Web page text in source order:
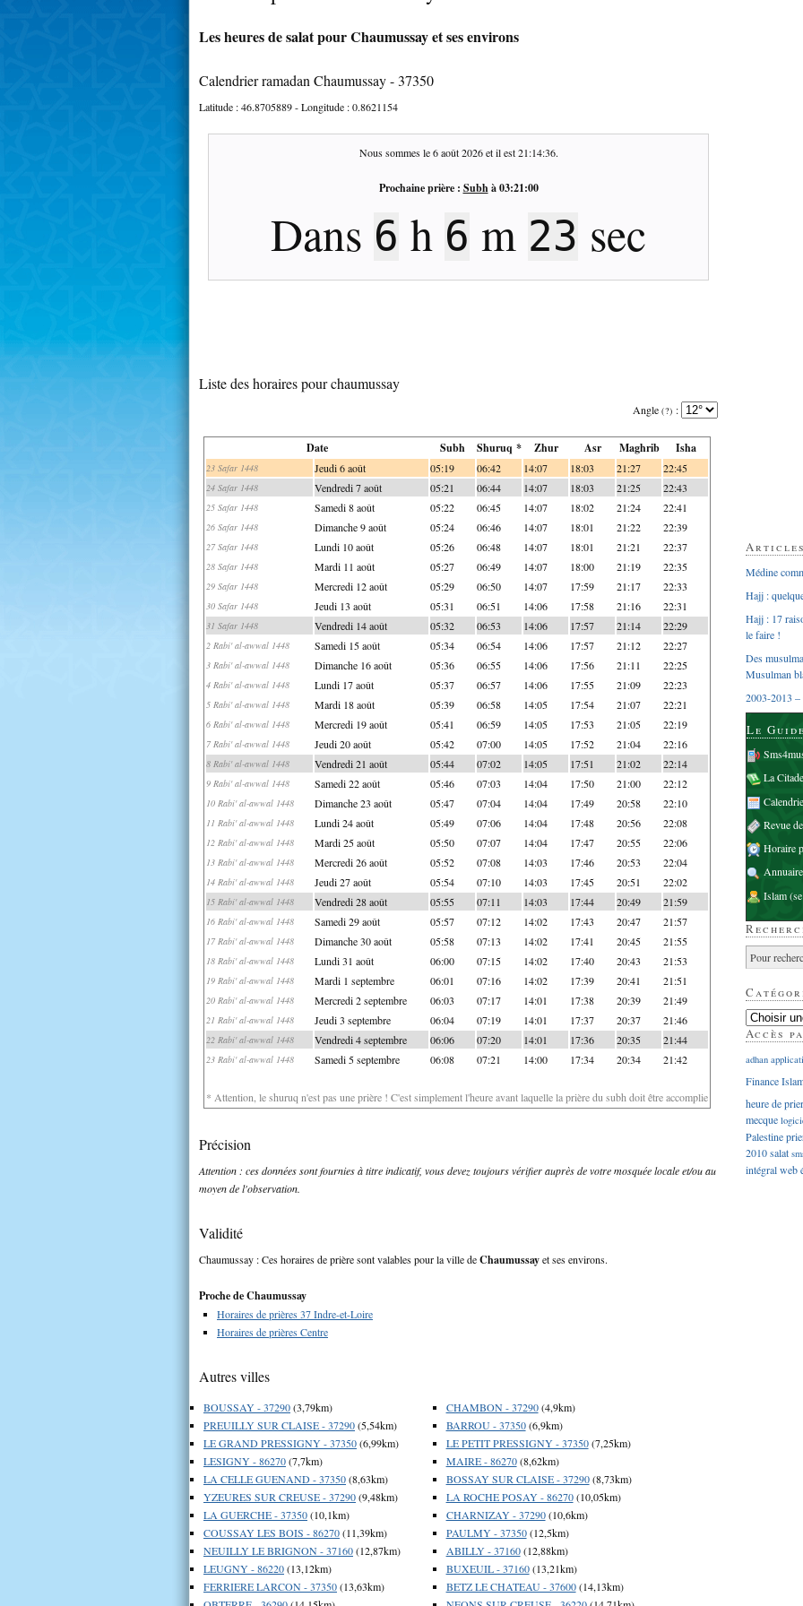
Les heures de salat pour Chaumussay et ses environs
Calendrier ramadan Chaumussay - 37350
Latitude :46.8705889- Longitude :0.8621154
Nous sommes le6 août 2026et il est21:14:36.
Prochaine prière : Subhà03:21:00
Dans 6 h 6 m 23 sec
Liste des horaires pour chaumussay
Angle (?) :
Date Subh Shuruq * Zhur Asr Maghrib Isha
23 Safar 1448 Jeudi 6 août 05:19 06:42 14:07 18:03 21:27 22:45
24 Safar 1448 Vendredi 7 août 05:21 06:44 14:07 18:03 21:25 22:43
25 Safar 1448 Samedi 8 août 05:22 06:45 14:07 18:02 21:24 22:41
26 Safar 1448 Dimanche 9 août 05:24 06:46 14:07 18:01 21:22 22:39
27 Safar 1448 Lundi 10 août 05:26 06:48 14:07 18:01 21:21 22:37
28 Safar 1448 Mardi 11 août 05:27 06:49 14:07 18:00 21:19 22:35
29 Safar 1448 Mercredi 12 août 05:29 06:50 14:07 17:59 21:17 22:33
30 Safar 1448 Jeudi 13 août 05:31 06:51 14:06 17:58 21:16 22:31
31 Safar 1448 Vendredi 14 août 05:32 06:53 14:06 17:57 21:14 22:29
2 Rabi' al-awwal 1448 Samedi 15 août 05:34 06:54 14:06 17:57 21:12 22:27
3 Rabi' al-awwal 1448 Dimanche 16 août 05:36 06:55 14:06 17:56 21:11 22:25
4 Rabi' al-awwal 1448 Lundi 17 août 05:37 06:57 14:06 17:55 21:09 22:23
5 Rabi' al-awwal 1448 Mardi 18 août 05:39 06:58 14:05 17:54 21:07 22:21
6 Rabi' al-awwal 1448 Mercredi 19 août 05:41 06:59 14:05 17:53 21:05 22:19
7 Rabi' al-awwal 1448 Jeudi 20 août 05:42 07:00 14:05 17:52 21:04 22:16
8 Rabi' al-awwal 1448 Vendredi 21 août 05:44 07:02 14:05 17:51 21:02 22:14
9 Rabi' al-awwal 1448 Samedi 22 août 05:46 07:03 14:04 17:50 21:00 22:12
10 Rabi' al-awwal 1448 Dimanche 23 août 05:47 07:04 14:04 17:49 20:58 22:10
11 Rabi' al-awwal 1448 Lundi 24 août 05:49 07:06 14:04 17:48 20:56 22:08
12 Rabi' al-awwal 1448 Mardi 25 août 05:50 07:07 14:04 17:47 20:55 22:06
13 Rabi' al-awwal 1448 Mercredi 26 août 05:52 07:08 14:03 17:46 20:53 22:04
14 Rabi' al-awwal 1448 Jeudi 27 août 05:54 07:10 14:03 17:45 20:51 22:02
15 Rabi' al-awwal 1448 Vendredi 28 août 05:55 07:11 14:03 17:44 20:49 21:59
16 Rabi' al-awwal 1448 Samedi 29 août 05:57 07:12 14:02 17:43 20:47 21:57
17 Rabi' al-awwal 1448 Dimanche 30 août 05:58 07:13 14:02 17:41 20:45 21:55
18 Rabi' al-awwal 1448 Lundi 31 août 06:00 07:15 14:02 17:40 20:43 21:53
19 Rabi' al-awwal 1448 Mardi 1 septembre 06:01 07:16 14:02 17:39 20:41 21:51
20 Rabi' al-awwal 1448 Mercredi 2 septembre 06:03 07:17 14:01 17:38 20:39 21:49
21 Rabi' al-awwal 1448 Jeudi 3 septembre 06:04 07:19 14:01 17:37 20:37 21:46
22 Rabi' al-awwal 1448 Vendredi 4 septembre 06:06 07:20 14:01 17:36 20:35 21:44
23 Rabi' al-awwal 1448 Samedi 5 septembre 06:08 07:21 14:00 17:34 20:34 21:42
* Attention, le shuruq n'est pas une prière ! C'est simplement l'heure avant laquelle la prière du subh doit être accomplie
Précision
Attention : ces données sont fournies à titre indicatif, vous devez toujours vérifier auprès de votre mosquée locale et/ou au
moyen de l'observation.
Validité
Chaumussay : Ces horaires de prière sont valables pour la ville deChaumussayet ses environs.
Proche de Chaumussay
Horaires de prières 37 Indre-et-Loire
Horaires de prières Centre
Autres villes
BOUSSAY - 37290(3,79km)
PREUILLY SUR CLAISE - 37290(5,54km)
LE GRAND PRESSIGNY - 37350(6,99km)
LESIGNY - 86270(7,7km)
LA CELLE GUENAND - 37350(8,63km)
YZEURES SUR CREUSE - 37290(9,48km)
LA GUERCHE - 37350(10,1km)
COUSSAY LES BOIS - 86270(11,39km)
NEUILLY LE BRIGNON - 37160(12,87km)
LEUGNY - 86220(13,12km)
FERRIERE LARCON - 37350(13,63km)
CHAMBON - 37290(4,9km)
BARROU - 37350(6,9km)
LE PETIT PRESSIGNY - 37350(7,25km)
MAIRE - 86270(8,62km)
BOSSAY SUR CLAISE - 37290(8,73km)
LA ROCHE POSAY - 86270(10,05km)
CHARNIZAY - 37290(10,6km)
PAULMY - 37350(12,5km)
ABILLY - 37160(12,88km)
BUXEUIL - 37160(13,21km)
BETZ LE CHATEAU - 37600(14,13km)
Médine
Hajj :
Hajj : 17
le faire !
Des
Musulman
2003-2013 –
Le
La
Revue
Horaire
Islam
Accès
adhan
Finance
heure de
mecque
Palestine
2010salat
intégralweb